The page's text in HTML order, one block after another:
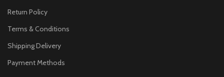
Return Policy
Terms & Conditions
Shipping Delivery
Payment Methods